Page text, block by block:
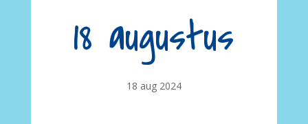
18 augustus
18 aug 2024